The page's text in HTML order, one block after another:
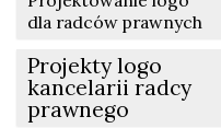
dla radców prawnych
Projekty logo
kancelarii radcy
prawnego